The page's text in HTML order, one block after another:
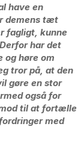
have en
demens tæt
fagligt, kunne
har det
høre om
tror på, at den
gøre en stor
også for
til at fortælle
med